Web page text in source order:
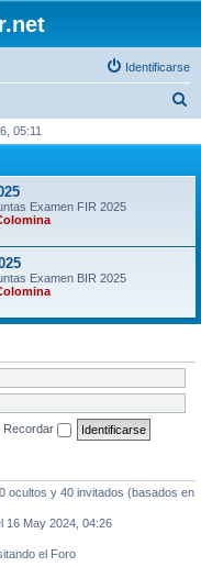
Identificarse
c
05:11
Examen FIR 2025
Examen BIR 2025
Recordar
ocultos y 40 invitados (basados en
16 May 2024, 04:26
el Foro